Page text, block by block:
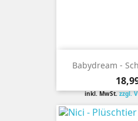
Babydream -
Preis
inkl. MwSt.zzgl.